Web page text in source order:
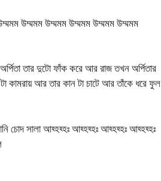
উম্মমম উম্মমম উম্মমম উম্মমম উম্মমম
তার দুটো ফাঁক করে আর রাজ তখন অর্পিতার
কামরায় আর তার কান টা চাটে আর তাঁকে ধরে ফুল
চোদ সালা আহ্হহ্হঃ আহ্হহ্হঃ আহ্হহ্হঃ আহ্হহ্হঃ